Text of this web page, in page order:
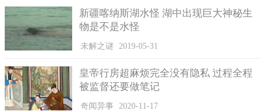
第三点难忍的则是妃嫔在侍寝之后，立马会被抬出去！皇帝
完事后，就会有太监出来把你从皇帝的脚下拉出来，侍寝时光溜
溜的进去，侍寝完还得光溜溜走，真的毫无尊严可言；在古代妃
子都不可以。
新疆喀纳斯湖水怪 湖中出现巨大神秘生
物是不是水怪
未解之谜 2019-05-31
皇帝行房超麻烦完全没有隐私 过程全程
被监督还要做笔记
奇闻异事 2020-11-17